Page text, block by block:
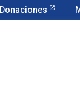
Donaciones